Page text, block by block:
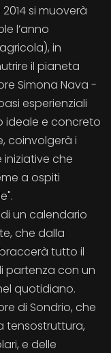
si muoverà
l’anno
in
il pianeta
Simona Nava -
esperienziali
ideale e concreto
coinvolgerà i
iniziative che
a ospiti
un calendario
che dalla
tutto il
partenza con un
quotidiano.
di Sondrio, che
tensostruttura,
e delle